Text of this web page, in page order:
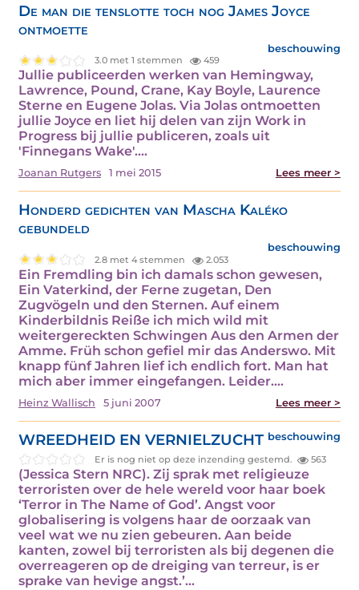
De man die tenslotte toch nog James Joyce
ontmoette
beschouwing
3.0 met 1 stemmen 459
Jullie publiceerden werken van Hemingway,
Lawrence, Pound, Crane, Kay Boyle, Laurence
Sterne en Eugene Jolas. Via Jolas ontmoetten
jullie Joyce en liet hij delen van zijn Work in
Progress bij jullie publiceren, zoals uit
'Finnegans Wake'.…
Joanan Rutgers 1 mei 2015 Lees meer >
Honderd gedichten van Mascha Kaléko
gebundeld
beschouwing
2.8 met 4 stemmen 2.053
Ein Fremdling bin ich damals schon gewesen,
Ein Vaterkind, der Ferne zugetan, Den
Zugvögeln und den Sternen. Auf einem
Kinderbildnis Reiße ich mich wild mit
weitergereckten Schwingen Aus den Armen der
Amme. Früh schon gefiel mir das Anderswo. Mit
knapp fünf Jahren lief ich endlich fort. Man hat
mich aber immer eingefangen. Leider.…
Heinz Wallisch 5 juni 2007 Lees meer >
WREEDHEID EN VERNIELZUCHT beschouwing
Er is nog niet op deze inzending gestemd. 563
(Jessica Stern NRC). Zij sprak met religieuze
terroristen over de hele wereld voor haar boek
‘Terror in The Name of God’. Angst voor
globalisering is volgens haar de oorzaak van
veel wat we nu zien gebeuren. Aan beide
kanten, zowel bij terroristen als bij degenen die
overreageren op de dreiging van terreur, is er
sprake van hevige angst.’…